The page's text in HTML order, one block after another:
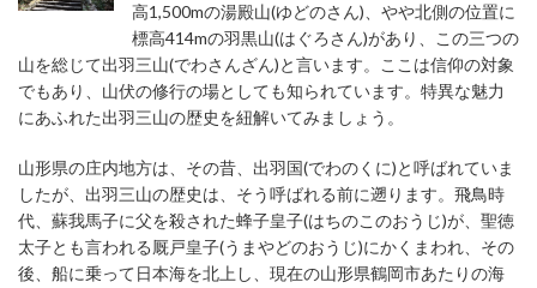
高1,500mの湯殿山(ゆどのさん)、やや北側の位置に
標高414mの羽黒山(はぐろさん)があり、この三つの
山を総じて出羽三山(でわさんざん)と言います。ここは信仰の対象
でもあり、山伏の修行の場としても知られています。特異な魅力
にあふれた出羽三山の歴史を紐解いてみましょう。
山形県の庄内地方は、その昔、出羽国(でわのくに)と呼ばれていま
したが、出羽三山の歴史は、そう呼ばれる前に遡ります。飛鳥時
代、蘇我馬子に父を殺された蜂子皇子(はちのこのおうじ)が、聖徳
太子とも言われる厩戸皇子(うまやどのおうじ)にかくまわれ、その
後、船に乗って日本海を北上し、現在の山形県鶴岡市あたりの海